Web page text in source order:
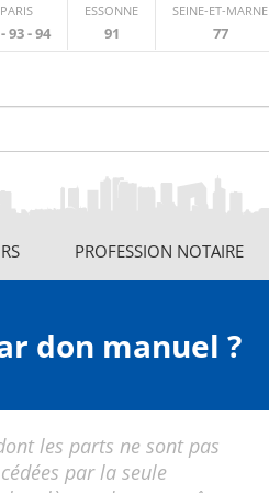
PARIS
93 - 94
ESSONNE
91
SEINE-ET-MARNE
77
PROFESSION NOTAIRE
don manuel ?
les parts ne sont pas
par la seule